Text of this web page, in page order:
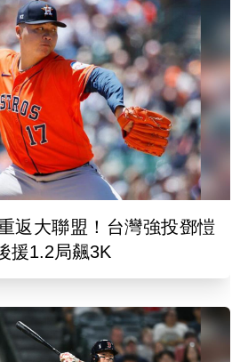
返大聯盟！台灣強投鄧愷
援1.2局飆3K